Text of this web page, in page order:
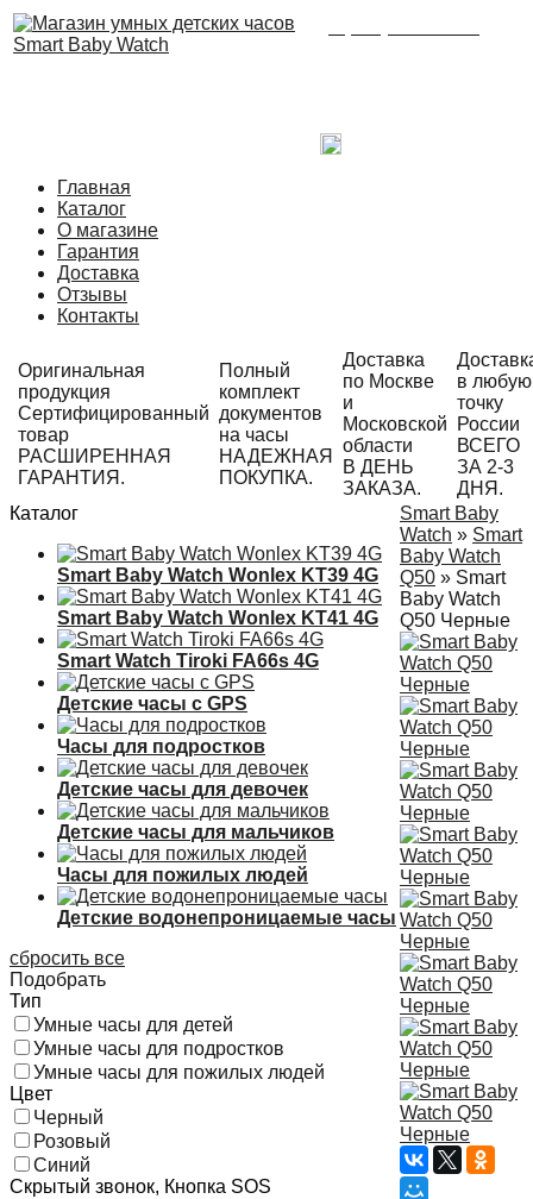
Главная
Каталог
О магазине
Гарантия
Доставка
Отзывы
Контакты
Оригинальная
продукция
Сертифицированный
товар
РАСШИРЕННАЯ
ГАРАНТИЯ.
Полный
комплект
документов
на часы
НАДЕЖНАЯ
ПОКУПКА.
Доставка
по Москве
и
Московской
области
В ДЕНЬ
ЗАКАЗА.
в любую
точку
России
ВСЕГО
ЗА 2-3
ДНЯ.
Каталог
Smart Baby Watch Wonlex KT39 4G
Smart Baby Watch Wonlex KT41 4G
Smart Watch Tiroki FA66s 4G
Детские часы с GPS
Часы для подростков
Детские часы для девочек
Детские часы для мальчиков
Часы для пожилых людей
Детские водонепроницаемые часы
сбросить все
Подобрать
Тип
Умные часы для детей
Умные часы для подростков
Умные часы для пожилых людей
Цвет
Черный
Розовый
Синий
Скрытый звонок, Кнопка SOS
Smart Baby
Watch » Smart
Baby Watch
Q50 » Smart
Baby Watch
Q50 Черные